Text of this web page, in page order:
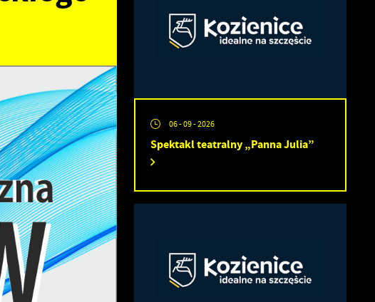
06 - 09 - 2026
Spektakl teatralny „Panna Julia”